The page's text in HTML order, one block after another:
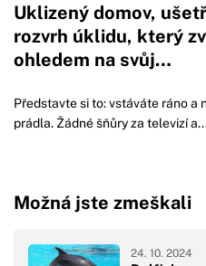
Uklizený domov,
rozvrh úklidu, který
ohledem na svůj…
Představte si to: vstáváte ráno a
prádla. Žádné šňůry za televizí
Možná jste zmeškali
24. 10. 2024